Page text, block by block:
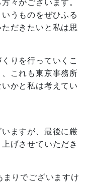
々がございます。
うものをぜひふる
だきたいと私は思
りを行っていくこ
これも東京事務所
かと私は考えてい
ますが、最後に厳
げさせていただき
りでございますけ